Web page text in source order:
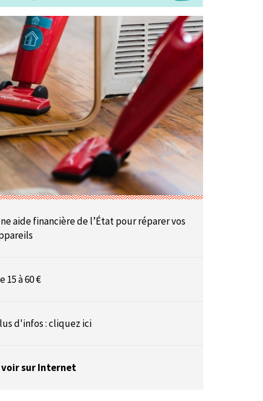
aide financière de l’État pour réparer vos
15 à 60 €
d'infos :cliquez ici
voir sur Internet